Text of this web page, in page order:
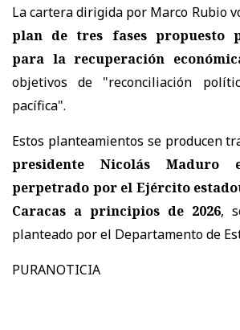
La cartera dirigida por Marco Rubio
plan de tres fases propuesto
para la recuperación
objetivos de "reconciliación
pacífica".
Estos planteamientos se producen
presidente Nicolás Maduro
perpetrado por el Ejército
Caracas a principios de 2026,
planteado por el Departamento de
PURANOTICIA